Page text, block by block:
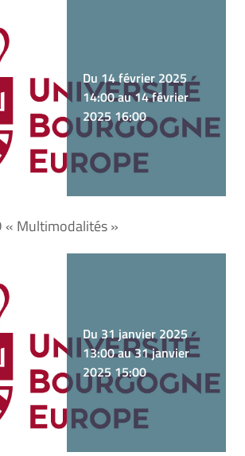
Du 14 février 2025
14:00 au 14 février
2025 16:00
« Multimodalités »
Du 31 janvier 2025
13:00 au 31 janvier
2025 15:00